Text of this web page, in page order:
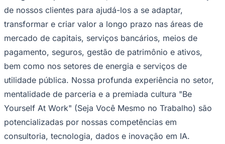
Corinthians
de nossos clientes para ajudá-los a se adaptar,
transformar e criar valor a longo prazo nas áreas de
mercado de capitais, serviços bancários, meios de
pagamento, seguros, gestão de patrimônio e ativos,
bem como nos setores de energia e serviços de
utilidade pública. Nossa profunda experiência no setor,
mentalidade de parceria e a premiada cultura "Be
Yourself At Work" (Seja Você Mesmo no Trabalho) são
potencializadas por nossas competências em
consultoria, tecnologia, dados e inovação em IA.